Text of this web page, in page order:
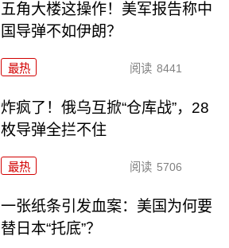
五角大楼这操作！美军报告称中
国导弹不如伊朗？
最热 阅读 8441
炸疯了！俄乌互掀“仓库战”，28
枚导弹全拦不住
最热 阅读 5706
一张纸条引发血案：美国为何要
替日本“托底”？